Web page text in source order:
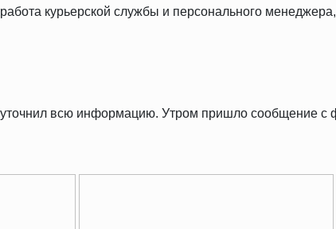
курьерской службы и персонального
всю информацию. Утром пришло сообщение с